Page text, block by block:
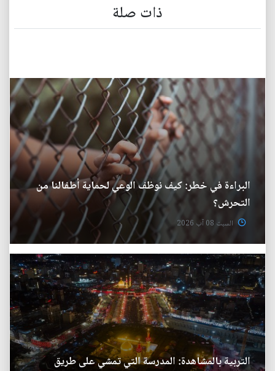
ذات صلة
البراءة في خطر: كيف نوظف الوعي لحماية أطفالنا من
التحرش؟
السبت 08 آب 2026
التربية بالمشاهدة: المدرسة التي تمشي على طريق